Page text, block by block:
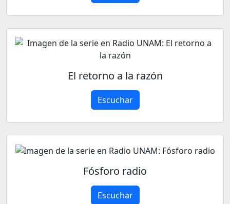
El retorno a la razón
Escuchar
Fósforo radio
Escuchar